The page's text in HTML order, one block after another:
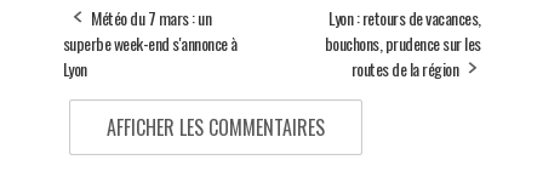
Météo du 7 mars : un
superbe week-end s'annonce à
Lyon
Lyon : retours de vacances,
bouchons, prudence sur les
routes de la région
AFFICHER LES COMMENTAIRES